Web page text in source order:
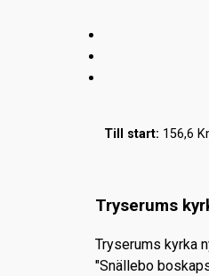
Till start: 156,6
Tryserums
Tryserums kyrka
"Snällebo